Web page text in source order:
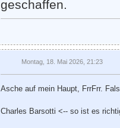
geschaffen.
Montag, 18. Mai 2026, 21:23
Asche auf mein Haupt, FrrFrr.
Charles Barsotti <-- so ist es